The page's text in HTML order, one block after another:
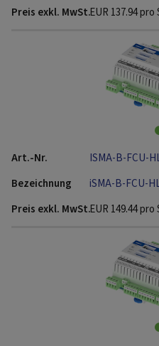
EUR 137.94pro
ISMA-B-FCU-
iSMA-B-FCU-
EUR 149.44pro